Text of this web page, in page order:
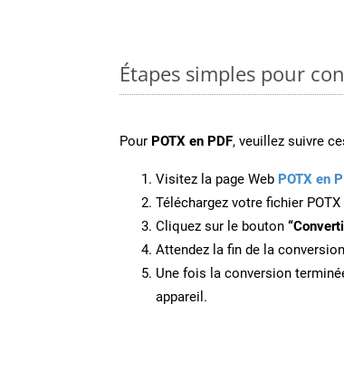
Étapes simples pour
Pour POTX en PDF, veuillez suivre
Visitez la page Web POTX en
Téléchargez votre fichier
Cliquez sur le bouton
Attendez la fin de la
Une fois la conversion
appareil.